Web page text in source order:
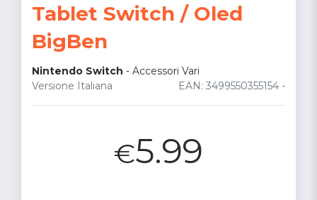
Tablet Switch / Oled
BigBen
Nintendo Switch - Accessori Vari
EAN: 3499550355154 -
Versione Italiana
€5.99